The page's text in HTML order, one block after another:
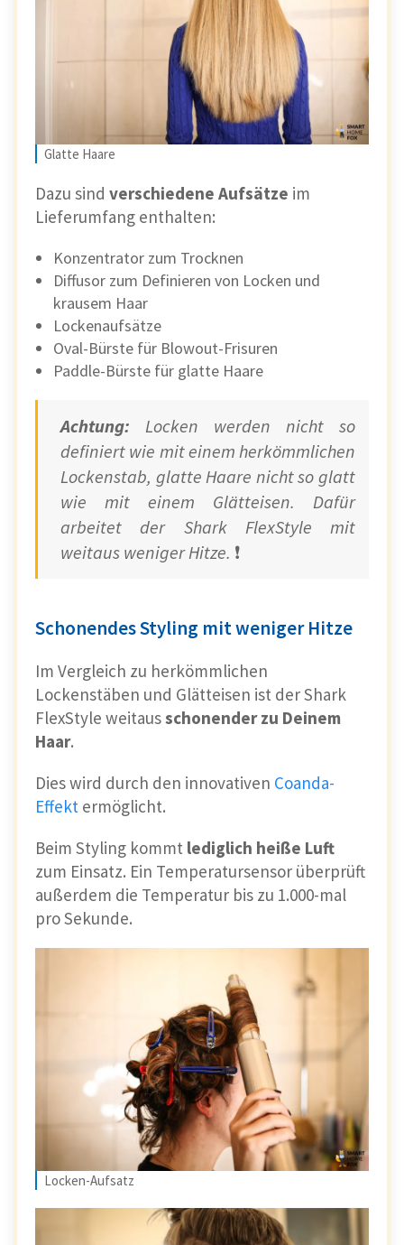
Glatte Haare
Dazu sind verschiedene Aufsätze im
Lieferumfang enthalten:
Konzentrator zum Trocknen
Diffusor zum Definieren von Locken und
krausem Haar
Lockenaufsätze
Oval-Bürste für Blowout-Frisuren
Paddle-Bürste für glatte Haare
Achtung: Locken werden nicht so
definiert wie mit einem herkömmlichen
Lockenstab, glatte Haare nicht so glatt
wie mit einem Glätteisen. Dafür
arbeitet der Shark FlexStyle mit
weitaus weniger Hitze. ❗️
Schonendes Styling mit weniger Hitze
Im Vergleich zu herkömmlichen
Lockenstäben und Glätteisen ist der Shark
FlexStyle weitausschonender zu Deinem
Haar.
Dies wird durch den innovativen Coanda-
Effekt ermöglicht.
Beim Styling kommt lediglich heiße Luft
zum Einsatz. Ein Temperatursensor überprüft
außerdem die Temperatur bis zu 1.000-mal
pro Sekunde.
Locken-Aufsatz